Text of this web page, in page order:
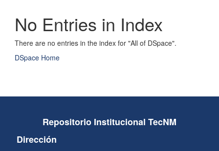
No Entries in Index
There are no entries in the index for "All of DSpace".
DSpace Home
Repositorio Institucional TecNM
Dirección